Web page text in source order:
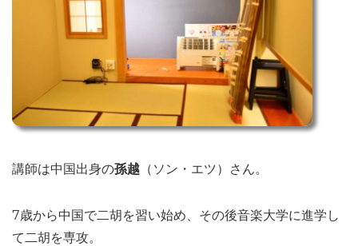
講師は中国出身の孫越 （ソン・エツ）さん。
7歳から中国で二胡を習い始め、その後音楽大学に進学し
て二胡を専攻。